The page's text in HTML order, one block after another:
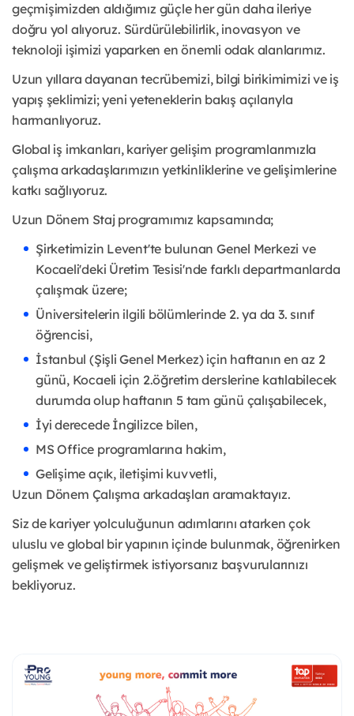
geçmişimizden aldığımız güçle her gün daha ileriye
doğru yol alıyoruz. Sürdürülebilirlik, inovasyon ve
teknoloji işimizi yaparken en önemli odak alanlarımız.
Uzun yıllara dayanan tecrübemizi, bilgi birikimimizi ve iş
yapış şeklimizi; yeni yeteneklerin bakış açılarıyla
harmanlıyoruz.
Global iş imkanları, kariyer gelişim programlarımızla
çalışma arkadaşlarımızın yetkinliklerine ve gelişimlerine
katkı sağlıyoruz.
Uzun Dönem Staj programımız kapsamında;
Şirketimizin Levent'te bulunan Genel Merkezi ve
Kocaeli'deki Üretim Tesisi'nde farklı departmanlarda
çalışmak üzere;
Üniversitelerin ilgili bölümlerinde 2. ya da 3. sınıf
öğrencisi,
İstanbul (Şişli Genel Merkez) için haftanın en az 2
günü, Kocaeli için 2.öğretim derslerine katılabilecek
durumda olup haftanın 5 tam günü çalışabilecek,
İyi derecede İngilizce bilen,
MS Office programlarına hakim,
Gelişime açık, iletişimi kuvvetli,
Uzun Dönem Çalışma arkadaşları aramaktayız.
Siz de kariyer yolculuğunun adımlarını atarken çok
uluslu ve global bir yapının içinde bulunmak, öğrenirken
gelişmek ve geliştirmek istiyorsanız başvurularınızı
bekliyoruz.